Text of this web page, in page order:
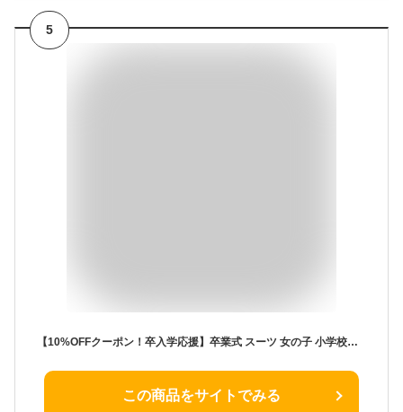
5
【10%OFFクーポン！卒入学応援】卒業式 スーツ 女の子 小学校女子 小学生 パンツ 150 160 165cm パンツスーツ 4点セット (ジャケット ブラウス パンツ) 子供服 卒服 小学校卒業式スーツ 子供スーツ ジュニアスーツ フォーマル 結婚式 イネス 服 かっこいい
この商品をサイトでみる